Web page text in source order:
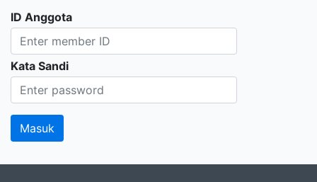
ID Anggota
Kata Sandi